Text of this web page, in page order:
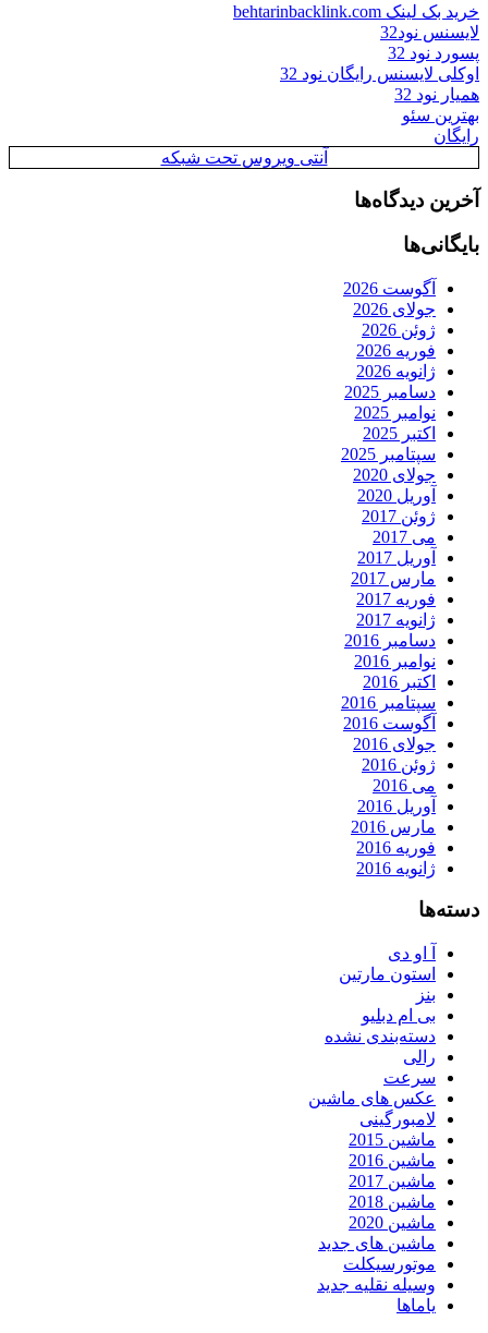
خرید بک لینک behtarinbacklink.com
لایسنس نود32
پسورد نود 32
اوکلی لایسنس رایگان نود 32
همیار نود 32
بهترین سئو
رایگان
آنتی ویروس تحت شبکه
آخرین دیدگاه‌ها
بایگانی‌ها
آگوست 2026
جولای 2026
ژوئن 2026
فوریه 2026
ژانویه 2026
دسامبر 2025
نوامبر 2025
اکتبر 2025
سپتامبر 2025
جولای 2020
آوریل 2020
ژوئن 2017
می 2017
آوریل 2017
مارس 2017
فوریه 2017
ژانویه 2017
دسامبر 2016
نوامبر 2016
اکتبر 2016
سپتامبر 2016
آگوست 2016
جولای 2016
ژوئن 2016
می 2016
آوریل 2016
مارس 2016
فوریه 2016
ژانویه 2016
دسته‌ها
آ او دی
استون مارتین
بنز
بی ام دبلیو
دسته‌بندی نشده
رالی
سرعت
عکس های ماشین
لامبورگینی
ماشین 2015
ماشین 2016
ماشین 2017
ماشین 2018
ماشین 2020
ماشین های جدید
موتورسیکلت
وسیله نقلیه جدید
یاماها